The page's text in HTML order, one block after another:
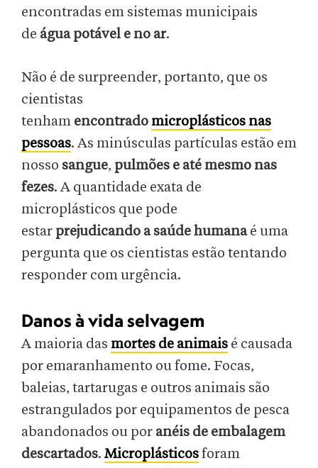
encontradas em sistemas municipais
de água potável e no ar.
Não é de surpreender, portanto, que os
cientistas
tenham encontrado microplásticos nas
pessoas. As minúsculas partículas estão em
nosso sangue, pulmões e até mesmo nas
fezes. A quantidade exata de
microplásticos que pode
estar prejudicando a saúde humanaé uma
pergunta que os cientistas estão tentando
responder com urgência.
Danos à vida selvagem
A maioria das mortes de animais é causada
por emaranhamento ou fome. Focas,
baleias, tartarugas e outros animais são
estrangulados por equipamentos de pesca
abandonados ou por anéis de embalagem
descartados. Microplásticosforam